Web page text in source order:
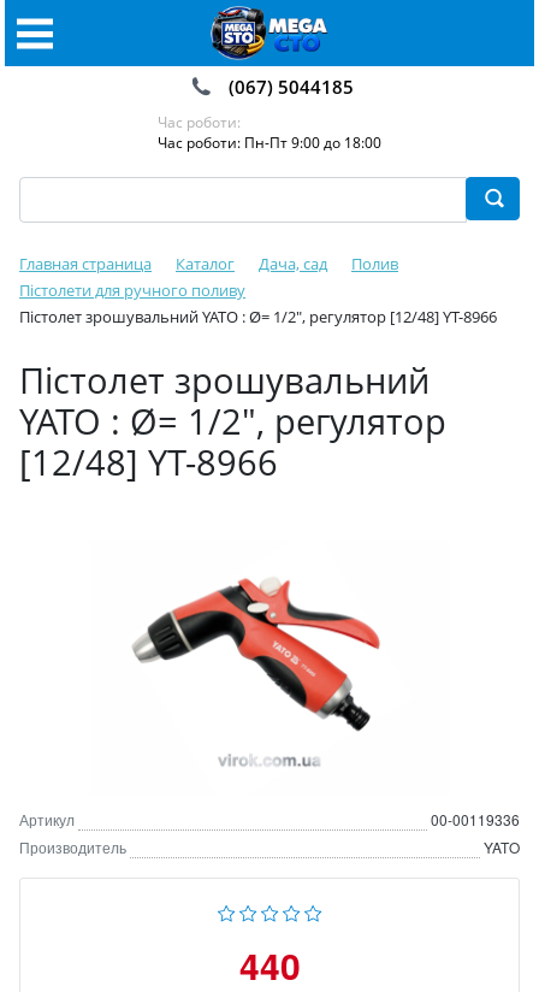
(067) 5044185
Час роботи:
Час роботи: Пн-Пт 9:00 до 18:00
Главная страница Каталог Дача, сад
Полив
Пістолети для ручного поливу
Пістолет зрошувальний YATO : Ø= 1/2", регулятор [12/48] YT-8966
Пістолет зрошувальний
YATO : Ø= 1/2", регулятор
[12/48] YT-8966
Артикул
00-00119336
Производитель
YATO
440